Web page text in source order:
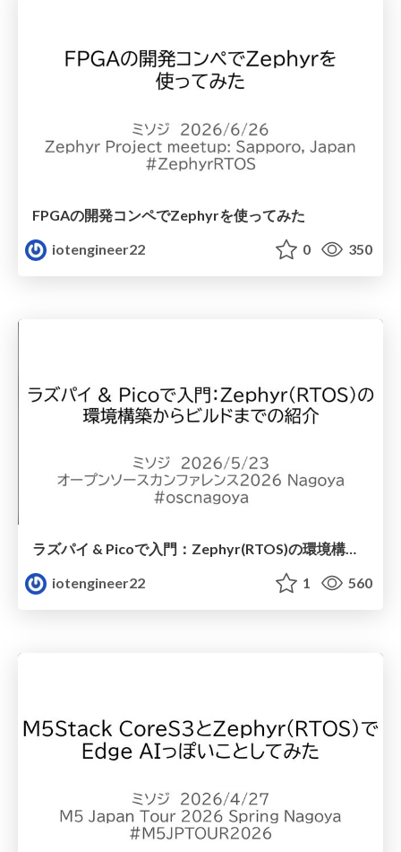
FPGAの開発コンペでZephyrを使ってみた
iotengineer22
0 350
ラズパイ & Picoで入門：Zephyr(RTOS)の環境構築からビルドまでの紹介
iotengineer22
1 560